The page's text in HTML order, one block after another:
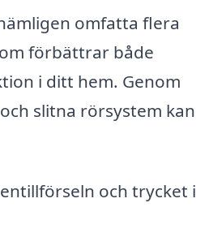
omfatta flera
förbättrar både
i ditt hem. Genom
slitna rörsystem kan
och trycket i